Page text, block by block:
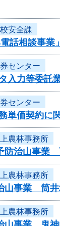
安全課
電話相談事
センター
入力等委託
センター
単価契約に
農林事務所
防治山事
農林事務所
山事業 筒
農林事務所